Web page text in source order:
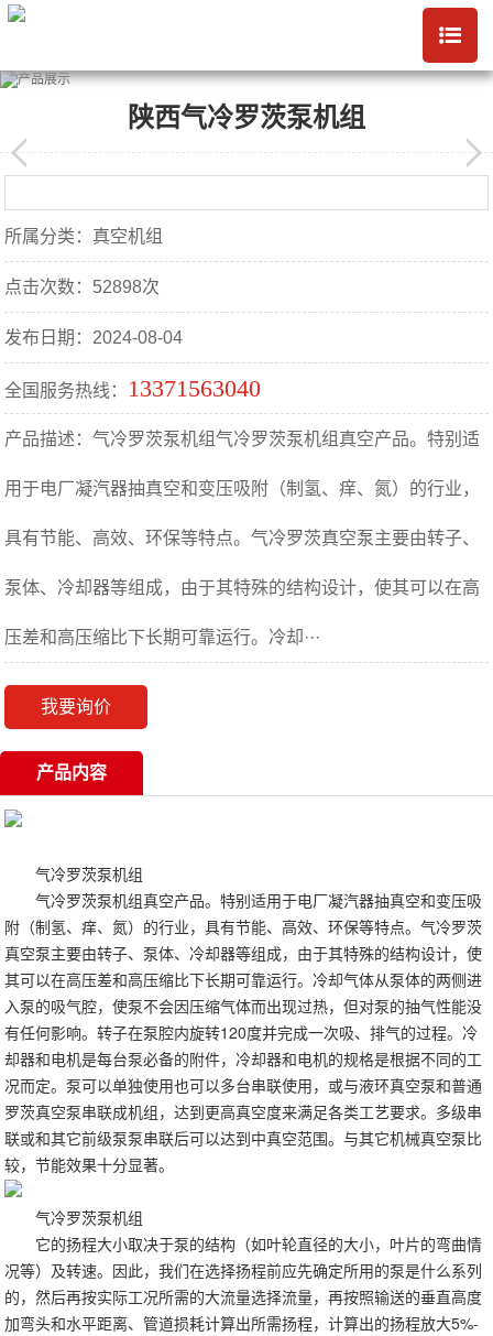
陕西气冷罗茨泵机组
所属分类：真空机组
点击次数：52898次
发布日期：2024-08-04
全国服务热线： 13371563040
产品描述：气冷罗茨泵机组气冷罗茨泵机组真空产品。特别适
用于电厂凝汽器抽真空和变压吸附（制氢、痒、氮）的行业，
具有节能、高效、环保等特点。气冷罗茨真空泵主要由转子、
泵体、冷却器等组成，由于其特殊的结构设计，使其可以在高
压差和高压缩比下长期可靠运行。冷却···
我要询价
产品内容
气冷罗茨泵机组
气冷罗茨泵机组真空产品。特别适用于电厂凝汽器抽真空和变压吸
附（制氢、痒、氮）的行业，具有节能、高效、环保等特点。气冷罗茨
真空泵主要由转子、泵体、冷却器等组成，由于其特殊的结构设计，使
其可以在高压差和高压缩比下长期可靠运行。冷却气体从泵体的两侧进
入泵的吸气腔，使泵不会因压缩气体而出现过热，但对泵的抽气性能没
有任何影响。转子在泵腔内旋转120度并完成一次吸、排气的过程。冷
却器和电机是每台泵必备的附件，冷却器和电机的规格是根据不同的工
况而定。泵可以单独使用也可以多台串联使用，或与液环真空泵和普通
罗茨真空泵串联成机组，达到更高真空度来满足各类工艺要求。多级串
联或和其它前级泵泵串联后可以达到中真空范围。与其它机械真空泵比
较，节能效果十分显著。
气冷罗茨泵机组
它的扬程大小取决于泵的结构（如叶轮直径的大小，叶片的弯曲情
况等）及转速。因此，我们在选择扬程前应先确定所用的泵是什么系列
的，然后再按实际工况所需的大流量选择流量，再按照输送的垂直高度
加弯头和水平距离、管道损耗计算出所需扬程，计算出的扬程放大5%-